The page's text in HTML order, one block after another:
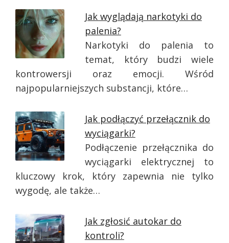
Jak wyglądają narkotyki do
palenia?
Narkotyki do palenia to
temat, który budzi wiele
kontrowersji oraz emocji. Wśród
najpopularniejszych substancji, które…
Jak podłączyć przełącznik do
wyciągarki?
Podłączenie przełącznika do
wyciągarki elektrycznej to
kluczowy krok, który zapewnia nie tylko
wygodę, ale także…
Jak zgłosić autokar do
kontroli?